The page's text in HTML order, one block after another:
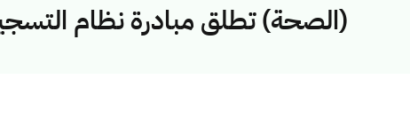
(الصحة) تطلق مبادرة نظام